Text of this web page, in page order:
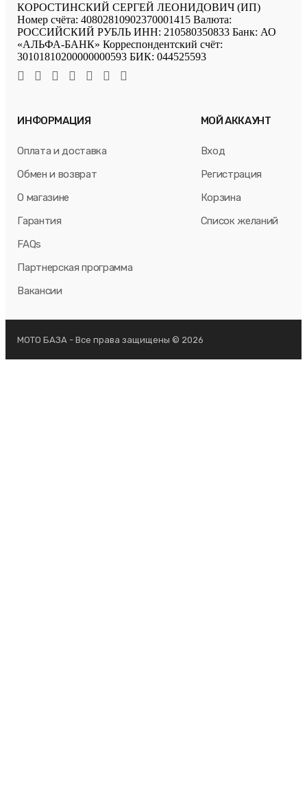
КОРОСТИНСКИЙ СЕРГЕЙ ЛЕОНИДОВИЧ (ИП)
Номер счёта: 40802810902370001415 Валюта:
РОССИЙСКИЙ РУБЛЬ ИНН: 210580350833 Банк: АО
«АЛЬФА-БАНК» Корреспондентский счёт:
30101810200000000593 БИК: 044525593
ИНФОРМАЦИЯ
Оплата и доставка
Обмен и возврат
О магазине
Гарантия
FAQs
Партнерская программа
Вакансии
МОЙ АККАУНТ
Вход
Регистрация
Корзина
Список желаний
МОТО БАЗА - Все права защищены © 2026